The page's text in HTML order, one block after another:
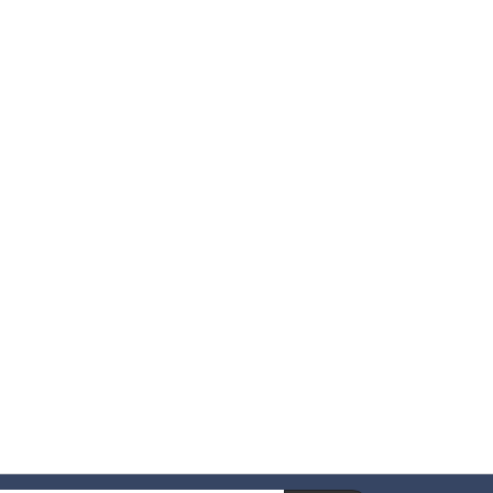
Peva Atóxico Com Costura Soldada (não Vaza), Alça De Mão,